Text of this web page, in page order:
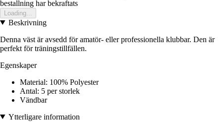
bestallning har bekraftats
Loading...
Beskrivning
Denna väst är avsedd för amatör- eller professionella klubbar. Den är
perfekt för träningstillfällen.
Egenskaper
Material: 100% Polyester
Antal: 5 per storlek
Vändbar
Ytterligare information